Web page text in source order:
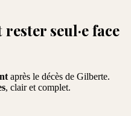
seul·e face
après le décès de Gilberte.
, clair et complet.